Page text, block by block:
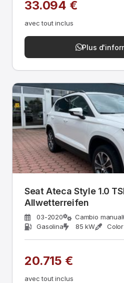
33.094 €
avec tout inclus
Plus
Seat Ateca Style 1.0
Allwetterreifen
03-2020 Cambio manual
Gasolina
85 kW
20.715 €
avec tout inclus